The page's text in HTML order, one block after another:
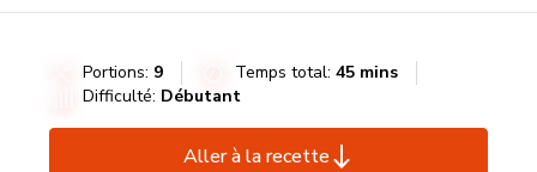
Portions: 9 Temps total:45 mins
Difficulté: Débutant
Aller à la recette